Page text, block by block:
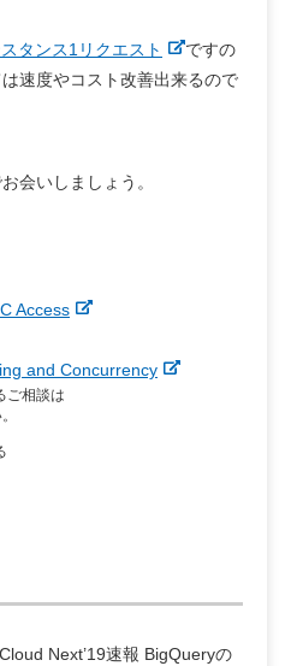
タンス1リクエスト
ですの
速度やコスト改善出来るので
会いしましょう。
Access
and Concurrency
ご相談は
Next’19速報 BigQueryの